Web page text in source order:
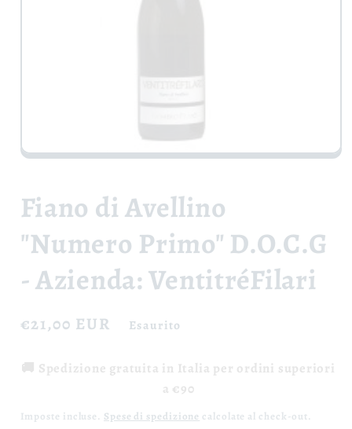
Apri
in
finestra
Fiano di Avellino
"Numero Primo" D.O.C.G
- Azienda: VentitréFilari
Prezzo
listino
€21,00 EUR Esaurito
🚚 Spedizione gratuita in Italia per ordini superiori
a €90
Imposte incluse. Spese di spedizione calcolate al check-out.